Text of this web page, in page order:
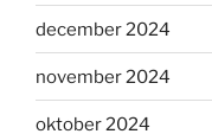
december 2024
november 2024
oktober 2024